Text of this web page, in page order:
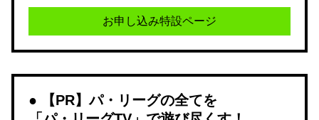
お申し込み特設ページ
【PR】パ・リーグの全てを